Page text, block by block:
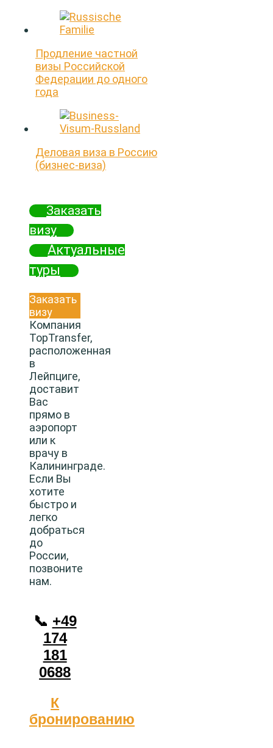
Продление частной
визы Российской
Федерации до одного
года
Деловая виза в Россию
(бизнес-виза)
Заказать
визу
Актуальные
туры
Заказать
визу
Компания
TopTransfer,
расположенная
в
Лейпциге,
доставит
Вас
прямо в
аэропорт
или к
врачу в
Калининграде.
Если Вы
хотите
быстро и
легко
добраться
до
России,
позвоните
нам.
📞 +49
174
181
0688
К
бронированию